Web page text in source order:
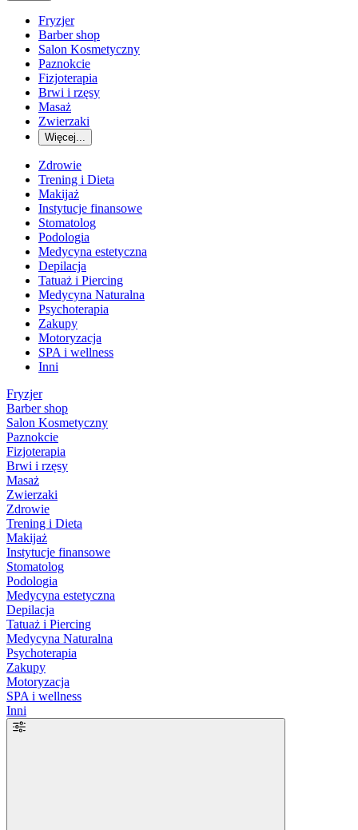
Fryzjer
Barber shop
Salon Kosmetyczny
Paznokcie
Fizjoterapia
Brwi i rzęsy
Masaż
Zwierzaki
Więcej...
Zdrowie
Trening i Dieta
Makijaż
Instytucje finansowe
Stomatolog
Podologia
Medycyna estetyczna
Depilacja
Tatuaż i Piercing
Medycyna Naturalna
Psychoterapia
Zakupy
Motoryzacja
SPA i wellness
Inni
Fryzjer
Barber shop
Salon Kosmetyczny
Paznokcie
Fizjoterapia
Brwi i rzęsy
Masaż
Zwierzaki
Zdrowie
Trening i Dieta
Makijaż
Instytucje finansowe
Stomatolog
Podologia
Medycyna estetyczna
Depilacja
Tatuaż i Piercing
Medycyna Naturalna
Psychoterapia
Zakupy
Motoryzacja
SPA i wellness
Inni